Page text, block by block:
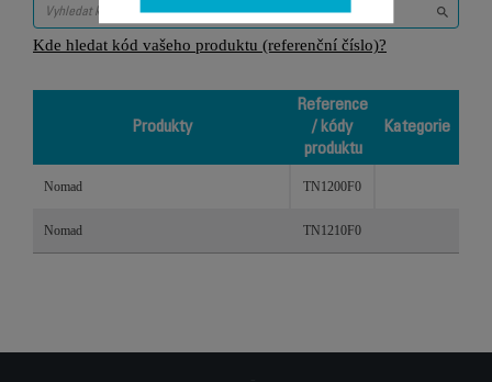
Kde hledat kód vašeho produktu (referenční číslo)?
Produkty
Reference
/ kódy
produktu
Kategorie
Nomad TN1200F0
Nomad TN1210F0